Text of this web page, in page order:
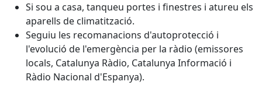
Si sou a casa, tanqueu portes i finestres i atureu els
aparells de climatització.
Seguiu les recomanacions d'autoprotecció i
l'evolució de l'emergència per la ràdio (emissores
locals, Catalunya Ràdio, Catalunya Informació i
Ràdio Nacional d'Espanya).